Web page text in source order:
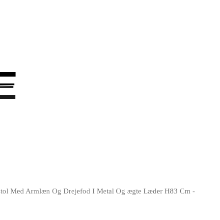
Med Armlæn Og Drejefod I Metal Og ægte Læder H83 Cm -